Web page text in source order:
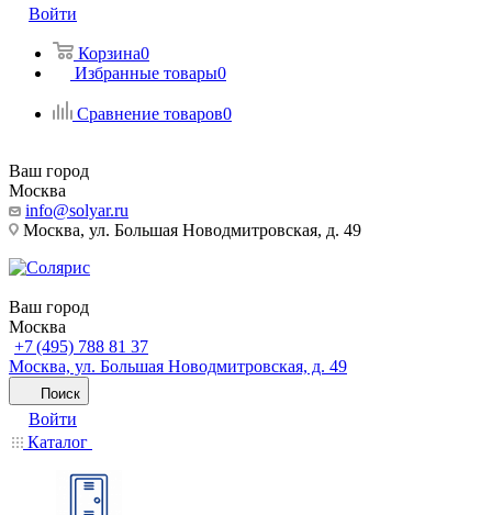
Войти
Корзина0
Избранные товары0
Сравнение товаров0
Ваш город
Москва
info@solyar.ru
Москва, ул. Большая Новодмитровская, д. 49
Ваш город
Москва
+7 (495) 788 81 37
Москва, ул. Большая Новодмитровская, д. 49
Поиск
Войти
Каталог